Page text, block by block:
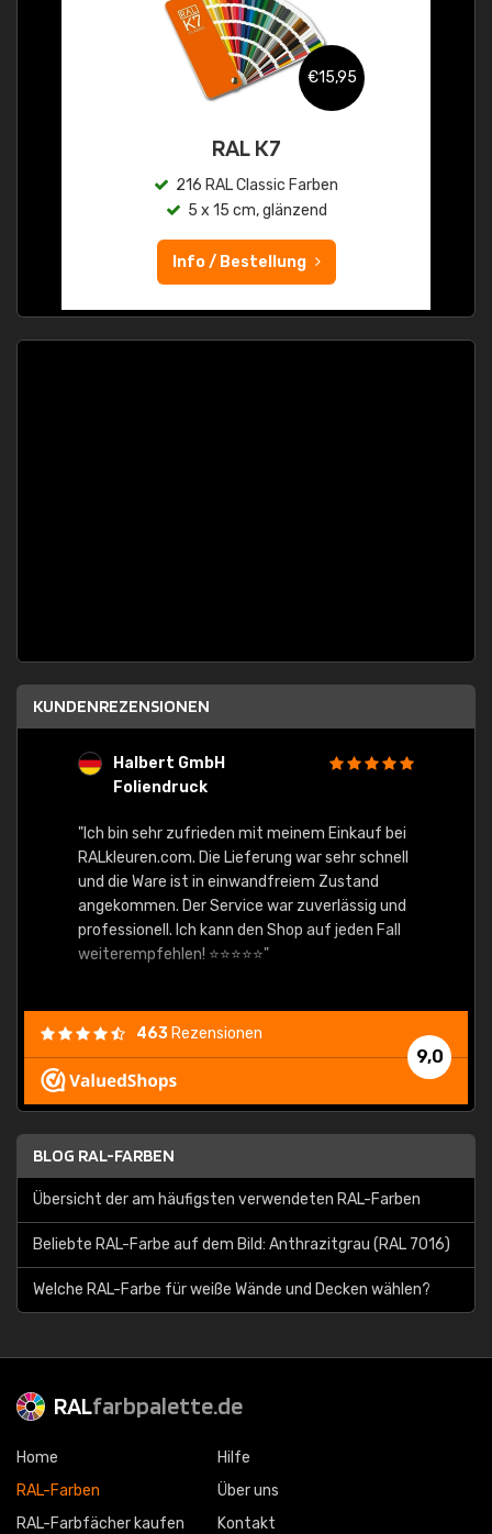
€15,95
RAL K7
216 RAL Classic Farben
5 x 15 cm, glänzend
Info / Bestellung
KUNDENREZENSIONEN
Halbert GmbH
Foliendruck
"Ich bin sehr zufrieden mit meinem Einkauf bei
RALkleuren.com. Die Lieferung war sehr schnell
und die Ware ist in einwandfreiem Zustand
angekommen. Der Service war zuverlässig und
professionell. Ich kann den Shop auf jeden Fall
weiterempfehlen! ⭐⭐⭐⭐⭐"
9,0
463 Rezensionen
BLOG RAL-FARBEN
Übersicht der am häufigsten verwendeten RAL-Farben
Beliebte RAL-Farbe auf dem Bild: Anthrazitgrau (RAL 7016)
Welche RAL-Farbe für weiße Wände und Decken wählen?
RALfarbpalette.de
Home
RAL-Farben
RAL-Farbfächer kaufen
Hilfe
Über uns
Kontakt